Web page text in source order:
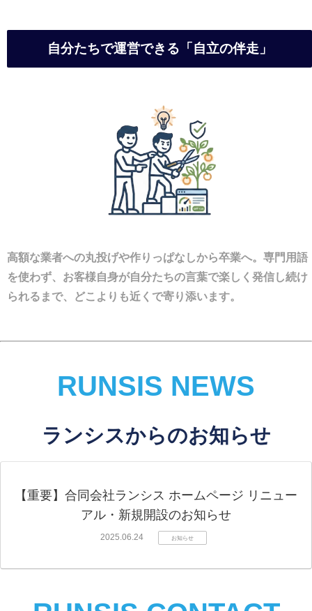
自分たちで運営できる「自立の伴走」
高額な業者への丸投げや作りっぱなしから卒業へ。専門用語
を使わず、お客様自身が自分たちの言葉で楽しく発信し続け
られるまで、どこよりも近くで寄り添います。
RUNSIS NEWS
ランシスからのお知らせ
【重要】合同会社ランシス ホームページ リニュー
アル・新規開設のお知らせ
2025.06.24 お知らせ